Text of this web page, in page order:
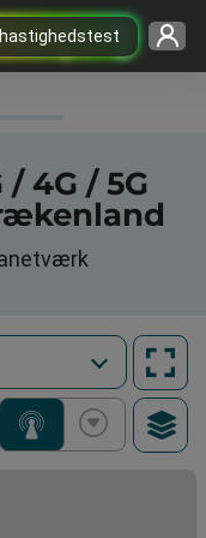
hastighedstest
4G / 5G